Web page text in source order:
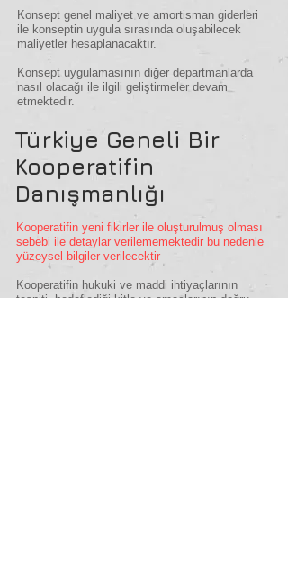
Konsept genel maliyet ve amortisman giderleri
ile konseptin uygula sırasında oluşabilecek
maliyetler hesaplanacaktır.
Konsept uygulamasının diğer departmanlarda
nasıl olacağı ile ilgili geliştirmeler devam
etmektedir.
Türkiye Geneli Bir
Kooperatifin
Danışmanlığı
Kooperatifin yeni fikirler ile oluşturulmuş olması
sebebi ile detaylar verilememektedir bu nedenle
yüzeysel bilgiler verilecektir
Kooperatifin hukuki ve maddi ihtiyaçlarının
tespiti, hedeflediği kitle ve amaçlarının doğru